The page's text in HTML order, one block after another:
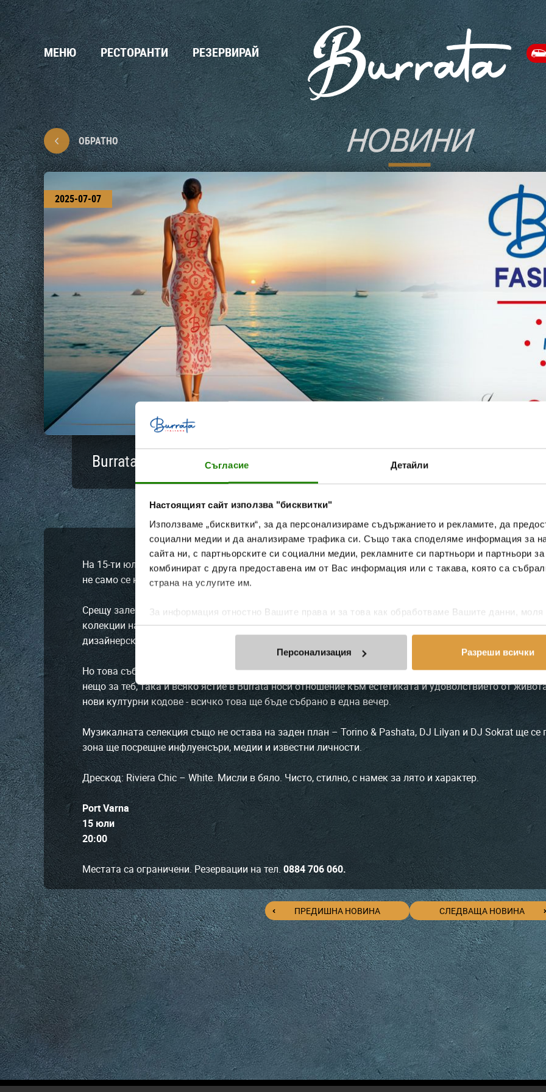
Съгласие Детайли
Настоящият сайт използва "бисквитки"
Използваме „бисквитки“, за да персонализираме съдържанието и рекламите, да
социални медии и да анализираме трафика си. Също така споделяме информация за
сайта ни, с партньорските си социални медии, рекламните си партньори и партньори
комбинират с друга предоставена им от Вас информация или с такава, която са
страна на услугите им.
За информация отностно Вашите права и за това как обработваме Вашите данни, моля
Политика за бисквитки.
Персонализация Разреши всички
МЕНЮ РЕСТОРАНТИ РЕЗЕРВИРАЙ
ОБРАТНО НОВИНИ
2025-07-07
Burrata Fashion Show: когато модата среща вкуса на лятото
На 15-ти юли Морската гара във Варна ще се превърне в модна сцена под открито небе. Burrata
не само се носи - той се преживява.
Срещу залеза, на фона на морето и в компанията на яхти и прожектори, топ модели от Ivet Fashion
колекции на най-престижните български модни брандове, а 20 подбрани визии ще представят
дизайнерски прочит на Riviera chic.
Но това събитие не е просто модно ревю. Това е манифест за връзката между модата, храната и
нещо за теб, така и всяко ястие в Burrata носи отношение към естетиката и удоволствието от
нови културни кодове - всичко това ще бъде събрано в една вечер.
Музикалната селекция също не остава на заден план – Torino & Pashata, DJ Lilyan и DJ Sokrat ще се
зона ще посрещне инфлуенсъри, медии и известни личности.
Дрескод: Riviera Chic – White. Мисли в бяло. Чисто, стилно, с намек за лято и характер.
Port Varna
15 юли
20:00
Местата са ограничени. Резервации на тел.0884 706 060.
ПРЕДИШНА НОВИНА СЛЕДВАЩА НОВИНА